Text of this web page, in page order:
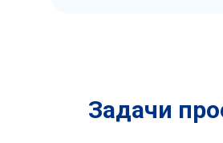
Задачи